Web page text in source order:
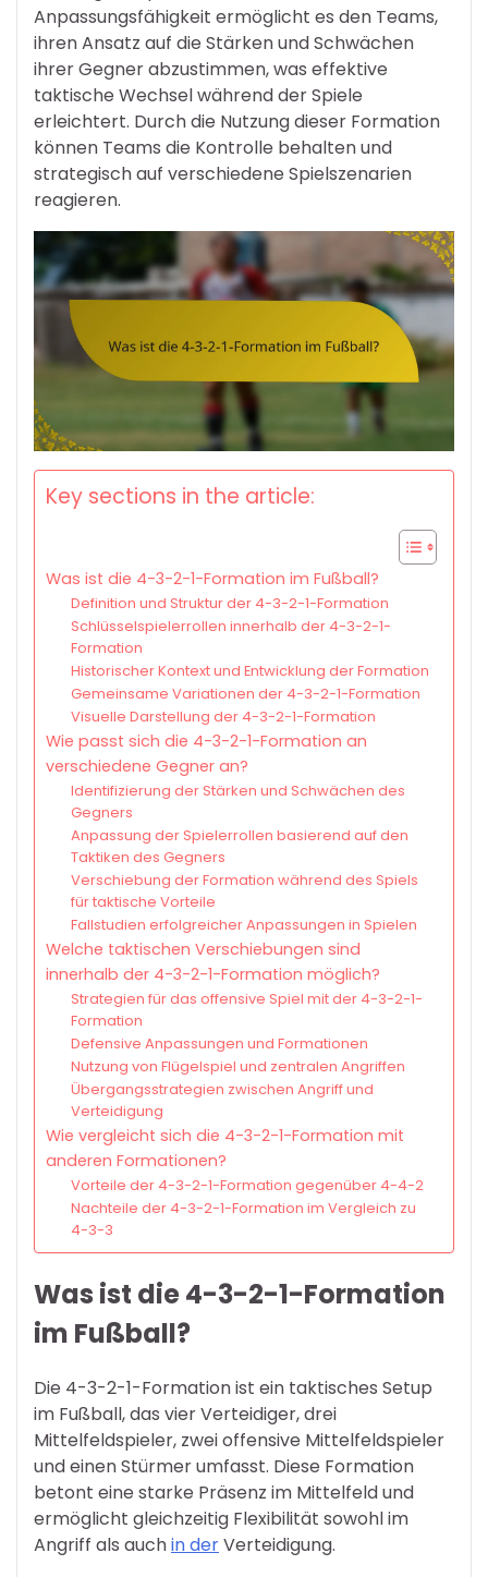
Anpassungsfähigkeit ermöglicht es den Teams,
ihren Ansatz auf die Stärken und Schwächen
ihrer Gegner abzustimmen, was effektive
taktische Wechsel während der Spiele
erleichtert. Durch die Nutzung dieser Formation
können Teams die Kontrolle behalten und
strategisch auf verschiedene Spielszenarien
reagieren.
Key sections in the article:
Was ist die 4-3-2-1-Formation im Fußball?
Definition und Struktur der 4-3-2-1-Formation
Schlüsselspielerrollen innerhalb der 4-3-2-1-
Formation
Historischer Kontext und Entwicklung der Formation
Gemeinsame Variationen der 4-3-2-1-Formation
Visuelle Darstellung der 4-3-2-1-Formation
Wie passt sich die 4-3-2-1-Formation an
verschiedene Gegner an?
Identifizierung der Stärken und Schwächen des
Gegners
Anpassung der Spielerrollen basierend auf den
Taktiken des Gegners
Verschiebung der Formation während des Spiels
für taktische Vorteile
Fallstudien erfolgreicher Anpassungen in Spielen
Welche taktischen Verschiebungen sind
innerhalb der 4-3-2-1-Formation möglich?
Strategien für das offensive Spiel mit der 4-3-2-1-
Formation
Defensive Anpassungen und Formationen
Nutzung von Flügelspiel und zentralen Angriffen
Übergangsstrategien zwischen Angriff und
Verteidigung
Wie vergleicht sich die 4-3-2-1-Formation mit
anderen Formationen?
Vorteile der 4-3-2-1-Formation gegenüber 4-4-2
Nachteile der 4-3-2-1-Formation im Vergleich zu
4-3-3
Was ist die 4-3-2-1-Formation
im Fußball?
Die 4-3-2-1-Formation ist ein taktisches Setup
im Fußball, das vier Verteidiger, drei
Mittelfeldspieler, zwei offensive Mittelfeldspieler
und einen Stürmer umfasst. Diese Formation
betont eine starke Präsenz im Mittelfeld und
ermöglicht gleichzeitig Flexibilität sowohl im
Angriff als auchin derVerteidigung.